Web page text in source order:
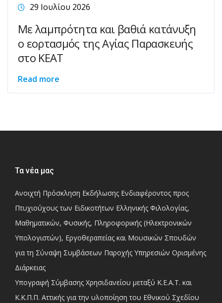
29 Ιουλίου 2026
Με λαμπρότητα και βαθιά κατάνυξη
ο εορτασμός της Αγίας Παρασκευής
στο ΚΕΑΤ
Read more
Τα νέα μας
Ανοιχτή Πρόσκληση Εκδήλωσης Ενδιαφέροντος προς
Πτυχιούχους των Ειδικοτήτων Ελληνικής Φιλολογίας,
Μαθηματικών, Φυσικής, Πληροφορικής (Ηλεκτρονικών
Υπολογιστών), Εργοθεραπείας και Μουσικών Σπουδών
για τη Σύναψη Συμβάσεων Παροχής Υπηρεσιών Ορισμένης
Διάρκειας
Υπογραφή Σύμβασης Χρησιδανείου μεταξύ Κ.Ε.Α.Τ. και
Κ.Κ.Π.Π. Αττικής για την υλοποίηση του Εθνικού Σχεδίου